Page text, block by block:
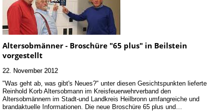
Altersobmänner - Broschüre "65 plus" in Beilstein
vorgestellt
22. November 2012
"Was geht ab, was gibt's Neues?" unter diesen Gesichtspunkten lieferte
Reinhold Korb Altersobmann im Kreisfeuerwehrverband den
Altersobmännern im Stadt-und Landkreis Heilbronn umfangreiche und
brandaktuelle Informationen. Die neue Broschüre 65 plus und…